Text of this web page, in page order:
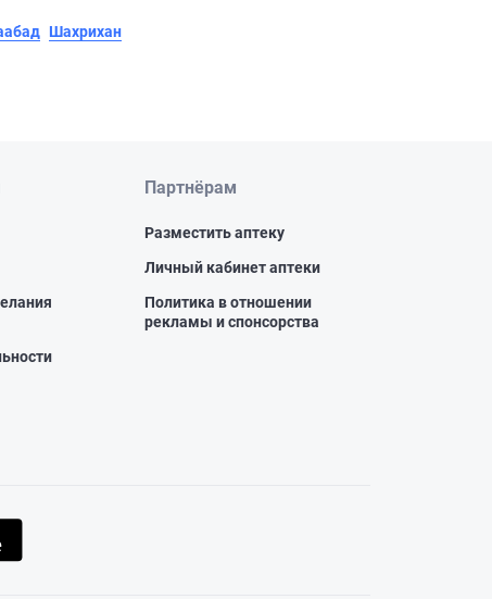
Шахрихан
Партнёрам
Разместить аптеку
Личный кабинет аптеки
Политика в отношении
рекламы и спонсорства